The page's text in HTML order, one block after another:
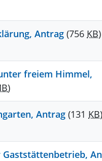
Antrag (756 KB)
freiem Himmel,
)
Antrag (131 KB)